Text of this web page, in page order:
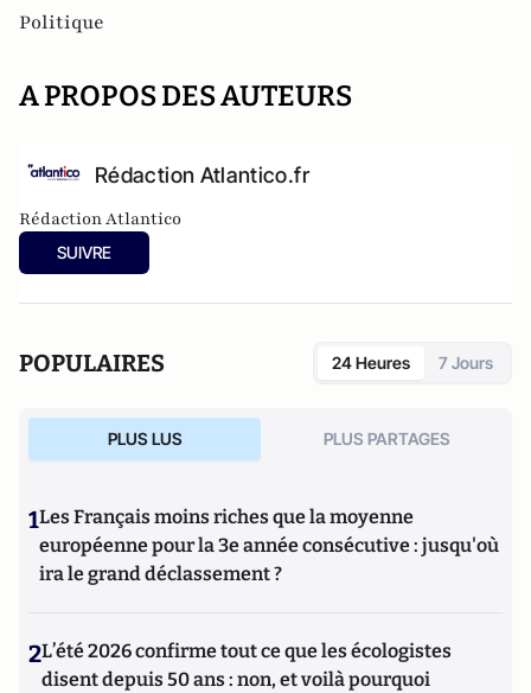
Politique
A PROPOS DES AUTEURS
Rédaction Atlantico.fr
Rédaction Atlantico
SUIVRE
POPULAIRES 24 Heures 7 Jours
PLUS LUS PLUS PARTAGES
1Les Français moins riches que la moyenne
européenne pour la 3e année consécutive : jusqu'où
ira le grand déclassement ?
2L’été 2026 confirme tout ce que les écologistes
disent depuis 50 ans : non, et voilà pourquoi